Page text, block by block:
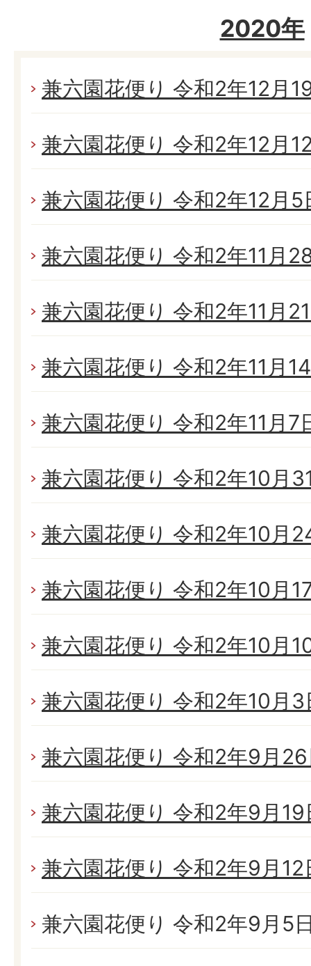
2020年
兼六園花便り 令和2年12月
兼六園花便り 令和2年12月
兼六園花便り 令和2年12月
兼六園花便り 令和2年11月
兼六園花便り 令和2年11月
兼六園花便り 令和2年11月
兼六園花便り 令和2年11月7
兼六園花便り 令和2年10月
兼六園花便り 令和2年10月
兼六園花便り 令和2年10月
兼六園花便り 令和2年10月
兼六園花便り 令和2年10月3
兼六園花便り 令和2年9月
兼六園花便り 令和2年9月
兼六園花便り 令和2年9月
兼六園花便り 令和2年9月5